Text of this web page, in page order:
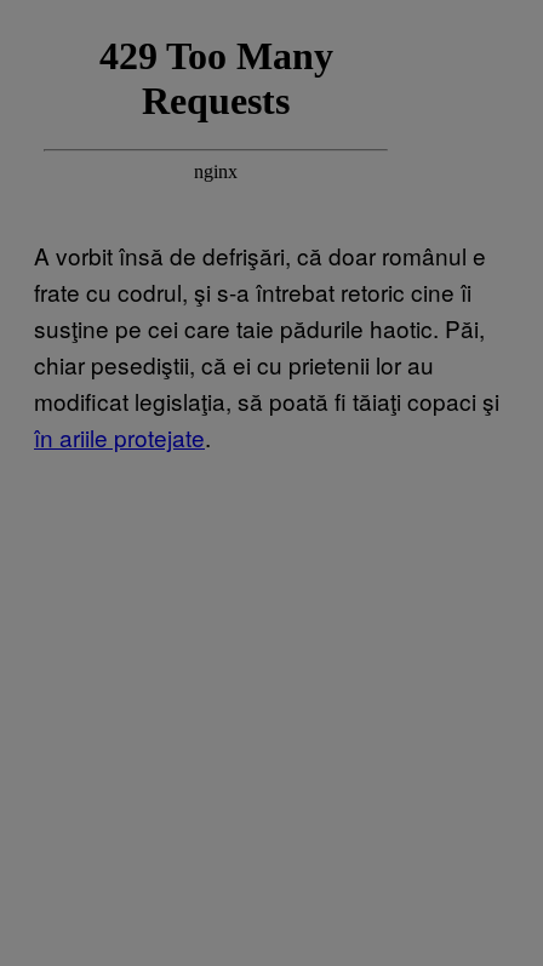
A vorbit însă de defrişări, că doar românul e
frate cu codrul, şi s-a întrebat retoric cine îi
susţine pe cei care taie pădurile haotic. Păi,
chiar pesediştii, că ei cu prietenii lor au
modificat legislaţia, să poată fi tăiaţi copaci şi
în ariile protejate.